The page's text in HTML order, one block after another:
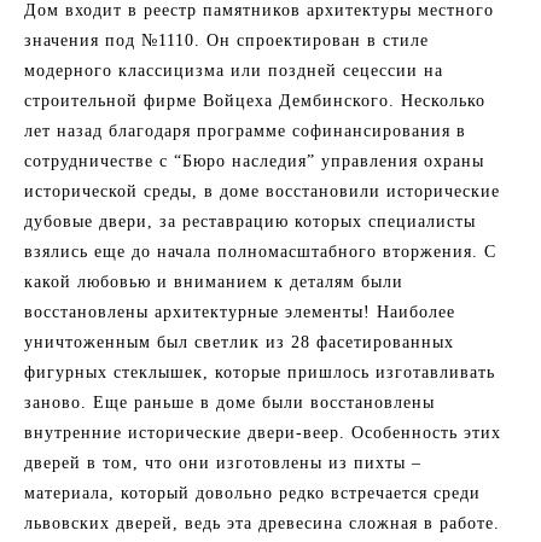
Дом входит в реестр памятников архитектуры местного
значения под №1110. Он спроектирован в стиле
модерного классицизма или поздней сецессии на
строительной фирме Войцеха Дембинского. Несколько
лет назад благодаря программе софинансирования в
сотрудничестве с “Бюро наследия” управления охраны
исторической среды, в доме восстановили исторические
дубовые двери, за реставрацию которых специалисты
взялись еще до начала полномасштабного вторжения. С
какой любовью и вниманием к деталям были
восстановлены архитектурные элементы! Наиболее
уничтоженным был светлик из 28 фасетированных
фигурных стеклышек, которые пришлось изготавливать
заново. Еще раньше в доме были восстановлены ​​
внутренние исторические двери-веер. Особенность этих
дверей в том, что они изготовлены ​​из пихты –
материала, который довольно редко встречается среди
львовских дверей, ведь эта древесина сложная в работе.